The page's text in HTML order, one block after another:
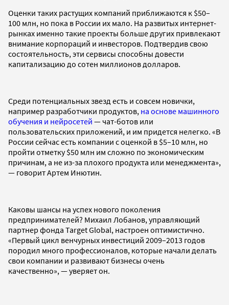
Оценки таких растущих компаний приближаются к $50–
100 млн, но пока в России их мало. На развитых интернет-
рынках именно такие проекты больше других привлекают
внимание корпораций и инвесторов. Подтвердив свою
состоятельность, эти сервисы способны довести
капитализацию до сотен миллионов долларов.
Среди потенциальных звезд есть и совсем новички,
например разработчики продуктов, на основе машинного
обучения и нейросетей — чат-ботов или
пользовательских приложений, и им придется нелегко. «В
России сейчас есть компании с оценкой в $5–10 млн, но
пройти отметку $50 млн им сложно по экономическим
причинам, а не из-за плохого продукта или менеджмента»,
— говорит Артем Инютин.
Каковы шансы на успех нового поколения
предпринимателей? Михаил Лобанов, управляющий
партнер фонда Target Global, настроен оптимистично.
«Первый цикл венчурных инвестиций 2009–2013 годов
породил много профессионалов, которые начали делать
свои компании и развивают бизнесы очень
качественно», — уверяет он.